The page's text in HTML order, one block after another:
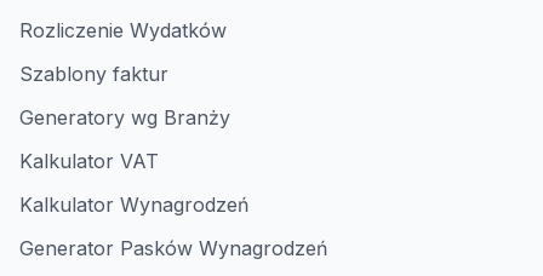
Rozliczenie Wydatków
Szablony faktur
Generatory wg Branży
Kalkulator VAT
Kalkulator Wynagrodzeń
Generator Pasków Wynagrodzeń